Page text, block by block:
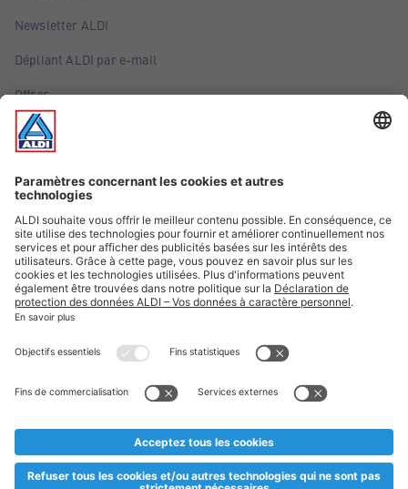
Newsletter ALDI
Dépliant ALDI par e-mail
Offres
Infos essentielles
Suivez ALDI Luxembourg
Textes marqués d'un astérisque et mentions légales
esoulaang bis de Stock eidel ass. Mir soen Iech Merci fir Äert
Planifikatioun ausverkaaft sollte sinn. De VALORLUX-Präis an
** Op dësem Site huet d'Benotze vun der männlecher Form eng
besser Liesbarkeet am Sënn an huet keng diskriminéierend